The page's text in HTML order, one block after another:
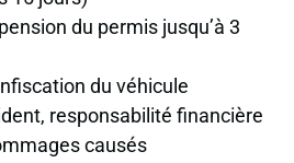
du permis jusqu’à 3
du véhicule
responsabilité financière
causés